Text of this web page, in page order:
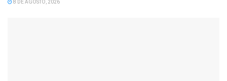
8 DE AGOSTO, 2026